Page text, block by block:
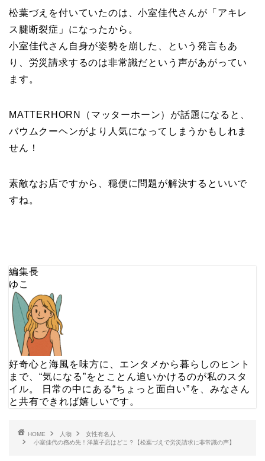
松葉づえを付いていたのは、小室佳代さんが「アキレ
ス腱断裂症」になったから。
小室佳代さん自身が姿勢を崩した、という発言もあ
り、労災請求するのは非常識だという声があがってい
ます。
MATTERHORN（マッターホーン）が話題になると、
バウムクーヘンがより人気になってしまうかもしれま
せん！
素敵なお店ですから、穏便に問題が解決するといいで
すね。
編集長
ゆこ
好奇心と海風を味方に、エンタメから暮らしのヒント
まで、“気になる”をとことん追いかけるのが私のスタ
イル。 日常の中にある“ちょっと面白い”を、みなさん
と共有できれば嬉しいです。
HOME 人物
女性有名人
小室佳代の務め先！洋菓子店はどこ？【松葉づえで労災請求に非常識の声】